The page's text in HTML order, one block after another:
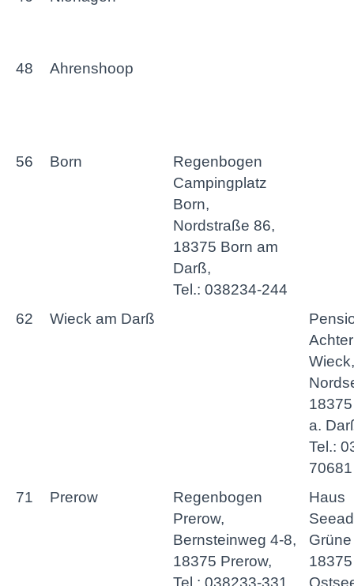
48 Ahrenshoop
56 Born
Regenbogen
Campingplatz
Born,
Nordstraße 86,
18375 Born am
Darß,
Tel.: 038234-244
62
Wieck am Darß
Wieck,
a.
Tel.:
70681
71
Prerow
Regenbogen
Prerow,
Bernsteinweg 4-8,
18375 Prerow,
Haus
18375